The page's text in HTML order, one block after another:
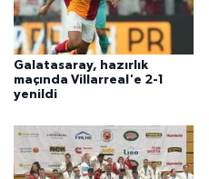
Galatasaray, hazırlık
maçında Villarreal'e 2-1
yenildi